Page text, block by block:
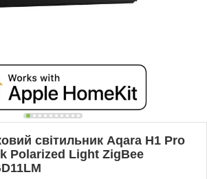
світильник Aqara H1 Pro
Polarized Light ZigBee